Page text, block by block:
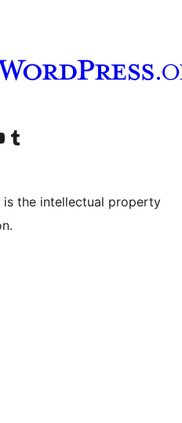
চেনেললৈ যাওকআমাৰ Tumblr একাউণ্টলৈ যাওক
is the intellectual property